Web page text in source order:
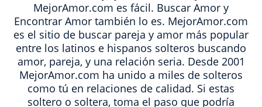
MejorAmor.com es fácil. Buscar Amor y
Encontrar Amor también lo es. MejorAmor.com
es el sitio de buscar pareja y amor más popular
entre los latinos e hispanos solteros buscando
amor, pareja, y una relación seria. Desde 2001
MejorAmor.com ha unido a miles de solteros
como tú en relaciones de calidad. Si estas
soltero o soltera, toma el paso que podría